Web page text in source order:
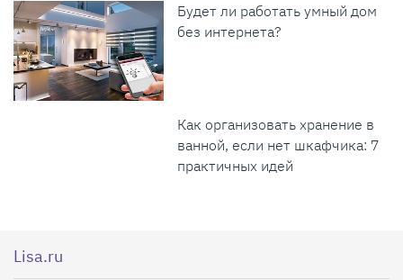
Будет ли работать умный дом
без интернета?
Как организовать хранение в
ванной, если нет шкафчика: 7
практичных идей
Lisa.ru